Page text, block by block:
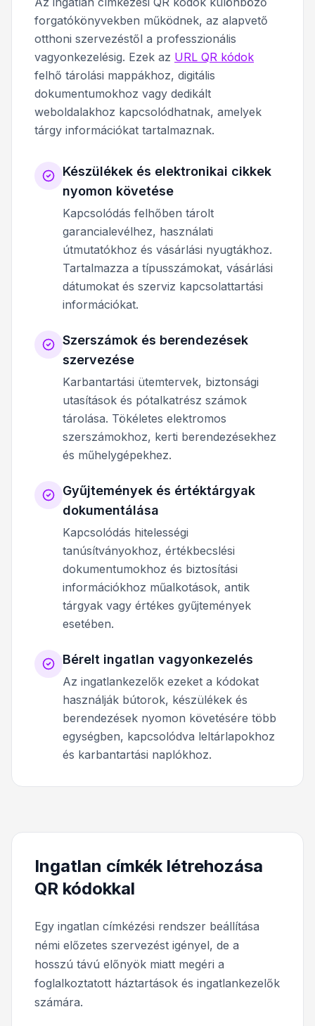
forgatókönyvekben működnek, az alapvető
otthoni szervezéstől a professzionális
vagyonkezelésig. Ezek az URL QR kódok
felhő tárolási mappákhoz, digitális
dokumentumokhoz vagy dedikált
weboldalakhoz kapcsolódhatnak, amelyek
tárgy információkat tartalmaznak.
Készülékek és elektronikai cikkek
nyomon követése
Kapcsolódás felhőben tárolt
garancialevélhez, használati
útmutatókhoz és vásárlási nyugtákhoz.
Tartalmazza a típusszámokat, vásárlási
dátumokat és szerviz kapcsolattartási
információkat.
Szerszámok és berendezések
szervezése
Karbantartási ütemtervek, biztonsági
utasítások és pótalkatrész számok
tárolása. Tökéletes elektromos
szerszámokhoz, kerti berendezésekhez
és műhelygépekhez.
Gyűjtemények és értéktárgyak
dokumentálása
Kapcsolódás hitelességi
tanúsítványokhoz, értékbecslési
dokumentumokhoz és biztosítási
információkhoz műalkotások, antik
tárgyak vagy értékes gyűjtemények
esetében.
Bérelt ingatlan vagyonkezelés
Az ingatlankezelők ezeket a kódokat
használják bútorok, készülékek és
berendezések nyomon követésére több
egységben, kapcsolódva leltárlapokhoz
és karbantartási naplókhoz.
Ingatlan címkék létrehozása
QR kódokkal
Egy ingatlan címkézési rendszer beállítása
némi előzetes szervezést igényel, de a
hosszú távú előnyök miatt megéri a
foglalkoztatott háztartások és ingatlankezelők
számára.